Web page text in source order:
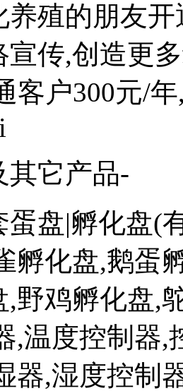
养殖的朋友
宣传,创造更
客户300元/
其它产品-
蛋盘|孵化盘(
孵化盘,鹅蛋
,野鸡孵化盘,
,温度控制器,
器,湿度控制